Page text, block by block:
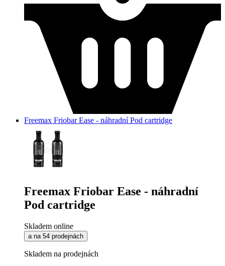
Freemax Friobar Ease - náhradní Pod cartridge
Freemax Friobar Ease - náhradní
Pod cartridge
Skladem online
a na 54 prodejnách
Skladem na prodejnách